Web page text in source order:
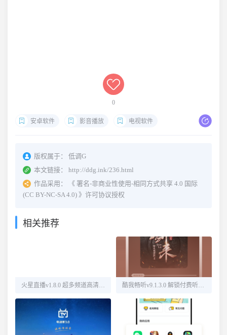
0
安卓软件 影音播放 电视软件
版权属于：
低调G
本文链接：
http://ddg.ink/236.html
作品采用：
《 署名-非商业性使用-相同方式共享 4.0 国际
(CC BY-NC-SA 4.0) 》许可协议授权
相关推荐
火星直播v1.8.0 超多频道高清直播 酷我畅听v9.1.3.0 解锁付费听书源